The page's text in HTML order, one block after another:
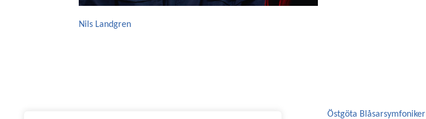
Nils Landgren
Östgöta Blåsarsymfoniker